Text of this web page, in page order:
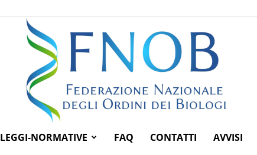
LEGGI-NORMATIVE FAQ CONTATTI AVVISI